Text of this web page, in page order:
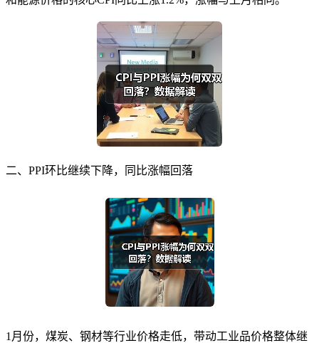
二、PPI环比继续下降，同比涨幅回落
1月份，煤炭、钢材等行业价格走低，带动工业品价格整体继